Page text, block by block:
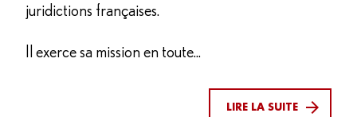
juridictions françaises.
Il exerce sa mission en toute...
LIRE LA SUITE